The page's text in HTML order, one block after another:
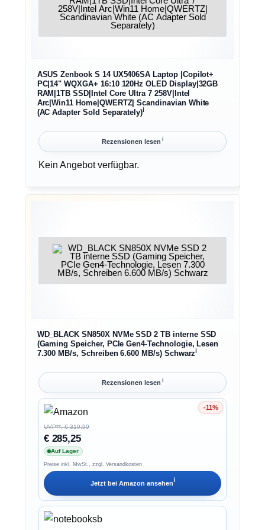
ASUS Zenbook S 14 UX5406SA Laptop |Copilot+
PC|14" WQXGA+ 16:10 120Hz OLED Display|32GB
RAM|1TB SSD|Intel Core Ultra 7 258V|Intel
Arc|Win11 Home|QWERTZ| Scandinavian White
(AC Adapter Sold Separately)ℹ︎
Rezensionen lesen ℹ︎
Kein Angebot verfügbar.
WD_BLACK SN850X NVMe SSD 2 TB interne SSD
(Gaming Speicher, PCIe Gen4-Technologie, Lesen
7.300 MB/s, Schreiben 6.600 MB/s) Schwarzℹ︎
Rezensionen lesen ℹ︎
-11%
Ersparnis 11%
UVP**: € 319,99
€ 285,25
Auf Lager
Preise inkl. MwSt., zzgl. Versandkosten
Jetzt bei Amazon ansehenℹ︎